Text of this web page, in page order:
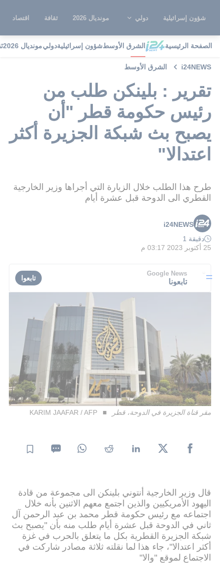
شؤون إسرائيلية دولي مونديال 2026 ثقافة اقتصاد
الصفحة الرئيسية الشرق الأوسطشؤون إسرائيليةدوليمونديال 2026
i24NEWS الشرق الأوسط
تقرير : بلينكن طلب من
رئيس حكومة قطر "أن
يصبح بث شبكة الجزيرة أكثر
اعتدالا"
طرح هذا الطلب خلال الزيارة التي أجراها وزير الخارجية
القطري الى الدوحة قبل عشرة أيام
i24NEWS
دقيقة 1
25 أكتوبر 2023 03:17 م
Google News
تابعونا تابعوا
مقر قناة الجزيرة في الدوحة، قطر KARIM JAAFAR / AFP
قال وزير الخارجية أنتوني بلينكن الى مجموعة من قادة
اليهود الأمريكيين والذين اجتمع معهم الاثنين بأنه خلال
اجتماعه مع رئيس حكومة قطر محمد بن عبد الرحمن آل
ثاني في الدوحة قبل عشرة أيام طلب منه بأن "يصبح بث
شبكة الجزيرة القطرية بكل ما يتعلق بالحرب في غزة
أكثر اعتدالا"، جاء هذا لما نقلته ثلاثة مصادر شاركت في
الاجتماع لموقع "والا"